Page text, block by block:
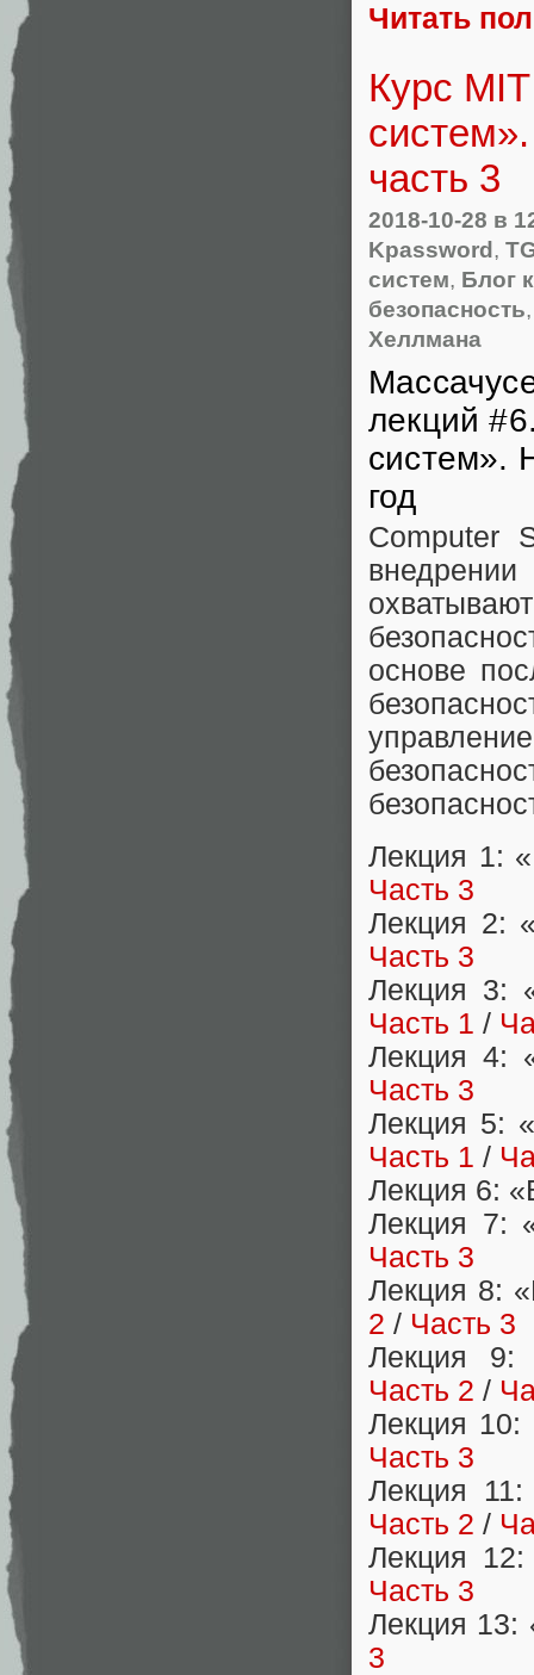
Читать
Курс
часть 3
2018-10-28 в
Kpassword,
систем, Блог
безопасность
Хеллмана
лекций
систем».
год
Computer
основе
Лекция 1:
Часть 3
Лекция 2:
Часть 3
Лекция 3:
Часть 1 /
Лекция 4:
Часть 3
Лекция 5:
Часть 1 /
Лекция 6:
Лекция 7:
Часть 3
Лекция 8:
2 / Часть 3
Лекция 9:
Часть 2 /
Лекция
Часть 3
Лекция
Часть 2 /
Лекция
Часть 3
Лекция 13:
3